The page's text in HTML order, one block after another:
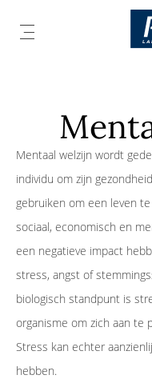
HET
Alle
Mentaal welzijn wordt
individu om zijn
gebruiken om een leven
sociaal, economisch en
een negatieve impact
stress, angst of
biologisch standpunt is
organisme om zich aan te
Stress kan echter
hebben.